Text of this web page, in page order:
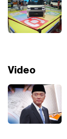
Video